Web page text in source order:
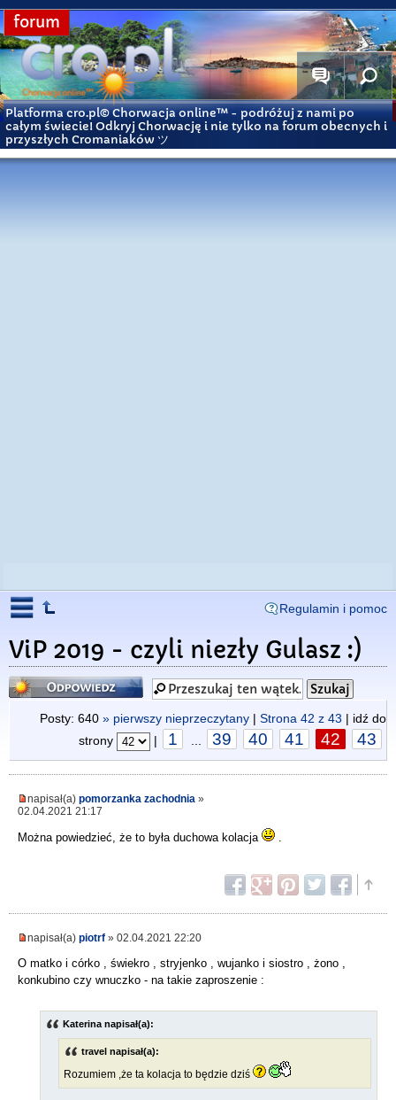
forum
Platforma cro.pl© Chorwacja online™ - podróżuj z nami po
całym świecie! Odkryj Chorwację i nie tylko na forum obecnych i
przyszłych Cromaniaków ツ
Regulamin i pomoc
ViP 2019 - czyli niezły Gulasz :)
Odpowiedz
Posty: 640 » pierwszy nieprzeczytany | Strona 42 z 43 | idź do
strony
| 1 39 40 41 42 43
napisał(a) pomorzanka zachodnia »
02.04.2021 21:17
Można powiedzieć, że to była duchowa kolacja .
napisał(a) piotrf » 02.04.2021 22:20
O matko i córko , świekro , stryjenko , wujanko i siostro , żono ,
konkubino czy wnuczko - na takie zaproszenie :
Katerina napisał(a):
travel napisał(a):
Rozumiem ,że ta kolacja to będzie dziś